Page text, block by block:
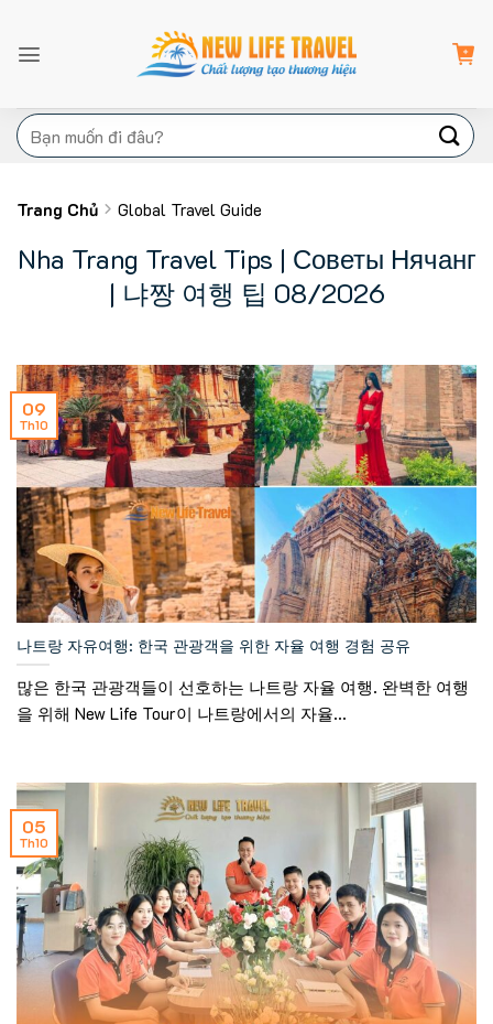
nội
Tìm
kiếm:
Trang Chủ Global Travel Guide
Nha Trang Travel Tips | Советы Нячанг
| 냐짱 여행 팁 08/2026
나트랑 자유여행: 한국 관광객을 위한 자율 여행 경험 공유
많은 한국 관광객들이 선호하는 나트랑 자율 여행. 완벽한 여행
을 위해 New Life Tour이 나트랑에서의 자율...
09
Th10
05
Th10